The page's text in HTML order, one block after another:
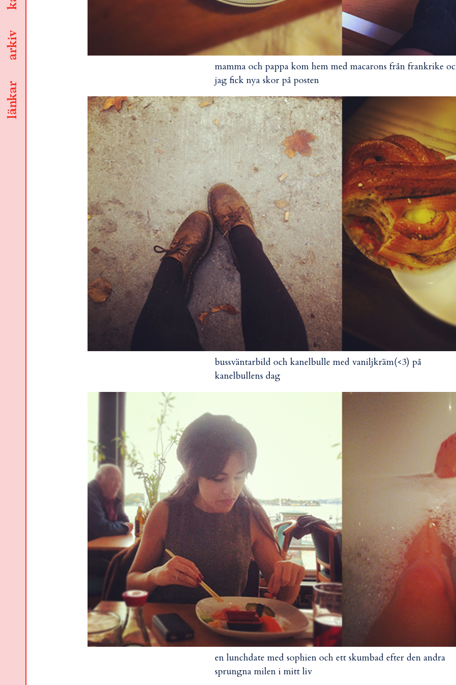
länkar
arkiv
mamma och pappa kom hem med macarons från frankrike
jag fick nya skor på posten
bussväntarbild och kanelbulle med vaniljkräm(<3) på
kanelbullens dag
en lunchdate med sophien och ett skumbad efter den andra
sprungna milen i mitt liv